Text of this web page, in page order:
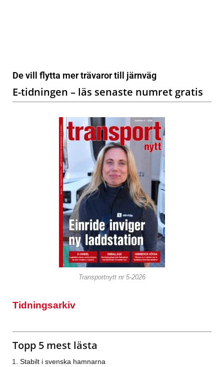
De vill flytta mer trävaror till järnväg
E-tidningen – läs senaste numret gratis
Transportnytt nr 5-2026
Tidningsarkiv
Topp 5 mest lästa
Stabilt i svenska hamnarna